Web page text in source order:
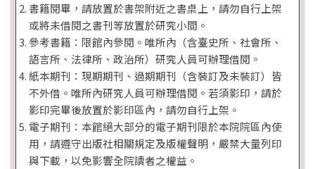
書籍閱畢，請放置於書架附近之書桌上，請勿自行上架
或將未借閱之書刊等放置於研究小間。
參考書籍：限館內參閱。唯所內（含臺史所、社會所、
語言所、法律所、政治所）研究人員可辦理借閱。
紙本期刊：現期期刊、過期期刊（含裝訂及未裝訂）皆
不外借。唯所內研究人員可辦理借閱。若須影印，請於
影印完畢後放置於影印區內，請勿自行上架。
電子期刊：本館絕大部分的電子期刊限於本院院區內使
用，請遵守出版社相關規定及版權聲明，嚴禁大量列印
與下載，以免影響全院讀者之權益。